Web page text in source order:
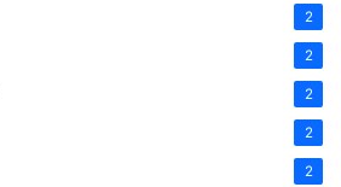
2
2
2
2
2